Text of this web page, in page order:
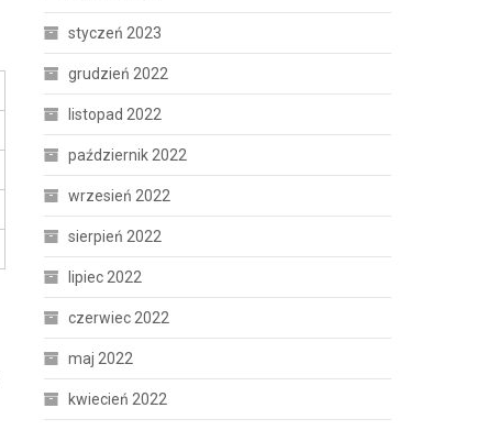
styczeń 2023
grudzień 2022
listopad 2022
październik 2022
wrzesień 2022
sierpień 2022
lipiec 2022
czerwiec 2022
maj 2022
kwiecień 2022